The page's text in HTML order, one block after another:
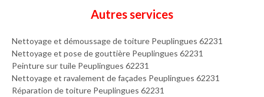
Autres services
Nettoyage et démoussage de toiture Peuplingues 62231
Nettoyage et pose de gouttière Peuplingues 62231
Peinture sur tuile Peuplingues 62231
Nettoyage et ravalement de façades Peuplingues 62231
Réparation de toiture Peuplingues 62231